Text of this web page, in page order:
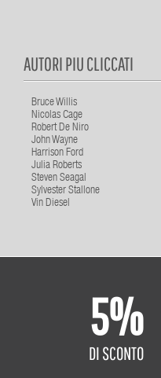
AUTORI PIU CLICCATI
Bruce Willis
Nicolas Cage
Robert De Niro
John Wayne
Harrison Ford
Julia Roberts
Steven Seagal
Sylvester Stallone
Vin Diesel
5%
DI SCONTO